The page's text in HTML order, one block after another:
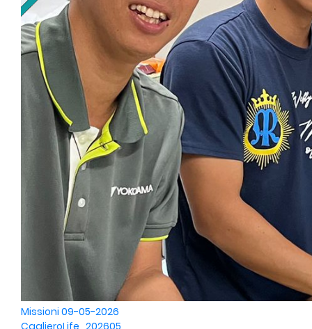
Missioni 09-05-2026
CaglieroLife_202605